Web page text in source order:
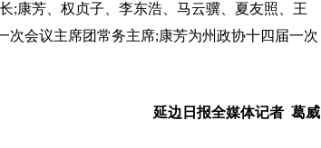
;康芳、权贞子、李东浩、马云骥、夏友照、王
次会议主席团常务主席;康芳为州政协十四届一次
延边日报全媒体记者 葛威